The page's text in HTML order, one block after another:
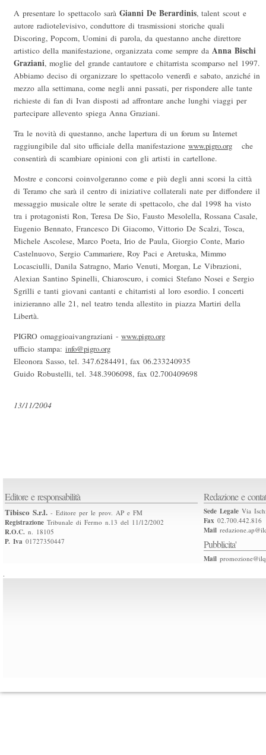
A presentare lo spettacolo sarà Gianni De Berardinis, talent scout e
autore radiotelevisivo, conduttore di trasmissioni storiche quali
Discoring, Popcorn, Uomini di parola, da questanno anche direttore
artistico della manifestazione, organizzata come sempre da Anna Bischi
Graziani, moglie del grande cantautore e chitarrista scomparso nel 1997.
Abbiamo deciso di organizzare lo spettacolo venerdì e sabato, anziché in
mezzo alla settimana, come negli anni passati, per rispondere alle tante
richieste di fan di Ivan disposti ad affrontare anche lunghi viaggi per
partecipare allevento spiega Anna Graziani.
Tra le novità di questanno, anche lapertura di un forum su Internet 
raggiungibile dal sito ufficiale della manifestazione www.pigro.org  che
consentirà di scambiare opinioni con gli artisti in cartellone.
Mostre e concorsi coinvolgeranno come e più degli anni scorsi la città
di Teramo che sarà il centro di iniziative collaterali nate per diffondere il
messaggio musicale oltre le serate di spettacolo, che dal 1998 ha visto
tra i protagonisti Ron, Teresa De Sio, Fausto Mesolella, Rossana Casale,
Eugenio Bennato, Francesco Di Giacomo, Vittorio De Scalzi, Tosca,
Michele Ascolese, Marco Poeta, Irio de Paula, Giorgio Conte, Mario
Castelnuovo, Sergio Cammariere, Roy Paci e Aretuska, Mimmo
Locasciulli, Danila Satragno, Mario Venuti, Morgan, Le Vibrazioni,
Alexian Santino Spinelli, Chiaroscuro, i comici Stefano Nosei e Sergio
Sgrilli e tanti giovani cantanti e chitarristi al loro esordio. I concerti
inizieranno alle 21, nel teatro tenda allestito in piazza Martiri della
Libertà.
PIGRO omaggioaivangraziani - www.pigro.org
ufficio stampa: info@pigro.org
Eleonora Sasso, tel. 347.6284491, fax 06.233240935
Guido Robustelli, tel. 348.3906098, fax 02.700409698
13/11/2004
Editore e responsabilità
Tibisco S.r.l. - Editore per le prov. AP e FM
Registrazione Tribunale di Fermo n.13 del 11/12/2002
R.O.C. n. 18105
P. Iva 01727350447
Redazione e
Sede Legale Via
Fax 02.700.442.816
Mail
Pubblicita'
Mail
.